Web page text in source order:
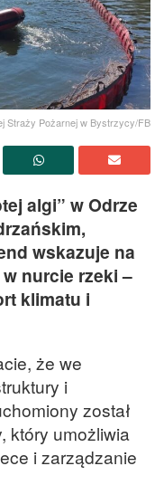
Straży Pożarnej w Bystrzycy/FB
algi” w Odrze
wskazuje na
nurcie rzeki –
klimatu i
że we
i
został
który umożliwia
i zarządzanie